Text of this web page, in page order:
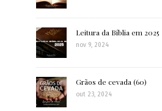
Leitura da Bíblia em 2025
nov 9, 2024
Grãos de cevada (60)
out 23, 2024